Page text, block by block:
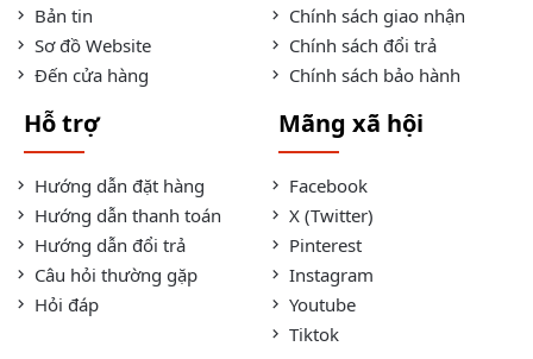
Bản tin
Sơ đồ Website
Đến cửa hàng
Chính sách giao nhận
Chính sách đổi trả
Chính sách bảo hành
Hỗ trợ
Hướng dẫn đặt hàng
Hướng dẫn thanh toán
Hướng dẫn đổi trả
Câu hỏi thường gặp
Hỏi đáp
Mãng xã hội
Facebook
X (Twitter)
Pinterest
Instagram
Youtube
Tiktok